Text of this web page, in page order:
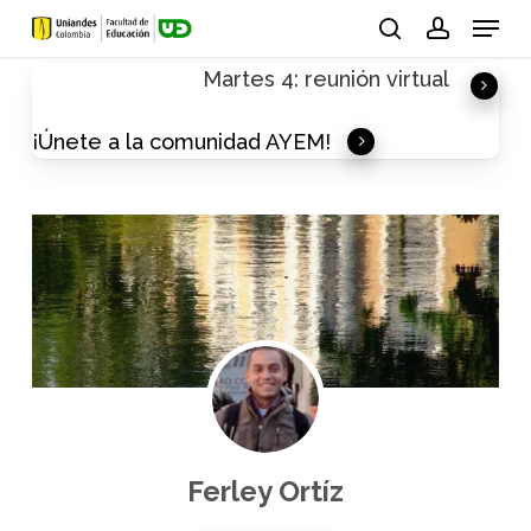
Skip
Menu
Martes 4: reunión virtual
¡Únete a la comunidad AYEM!
Ferley Ortíz